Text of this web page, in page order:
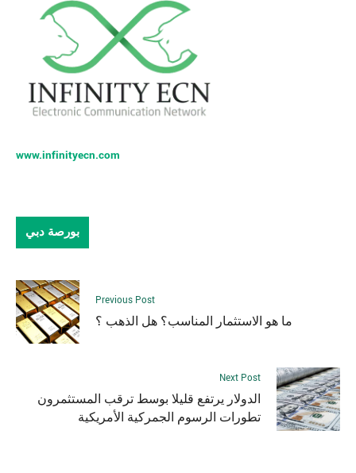
www.infinityecn.com
بورصة دبي
Previous Post
ما هو الاستثمار المناسب؟ هل الذهب ؟
Next Post
الدولار يرتفع قليلا بوسط ترقب المستثمرون
تطورات الرسوم الجمركية الأمريكية